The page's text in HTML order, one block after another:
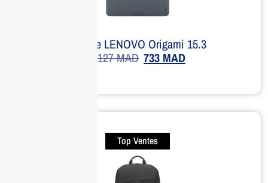
Housse LENOVO Origami 15.3
1,127MAD 733 MAD
Top Ventes